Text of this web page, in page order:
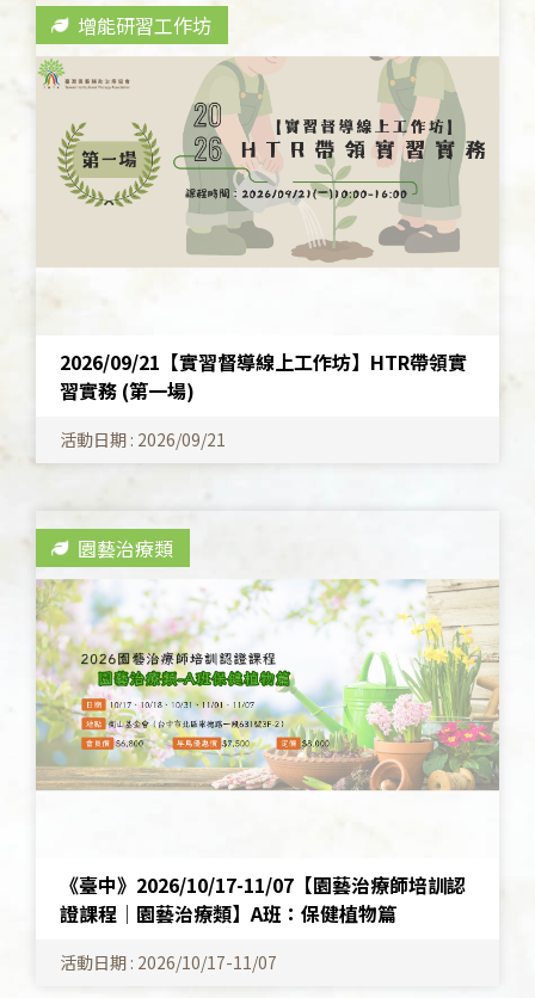
增能研習工作坊
2026/09/21【實習督導線上工作坊】HTR帶領實
習實務 (第一場)
活動日期 : 2026/09/21
園藝治療類
《臺中》2026/10/17-11/07【園藝治療師培訓認
證課程│園藝治療類】A班：保健植物篇
活動日期 : 2026/10/17-11/07